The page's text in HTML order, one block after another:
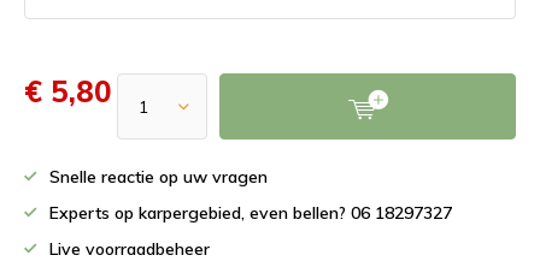
€ 5,80
Snelle reactie op uw vragen
Experts op karpergebied, even bellen? 06 18297327
Live voorraadbeheer